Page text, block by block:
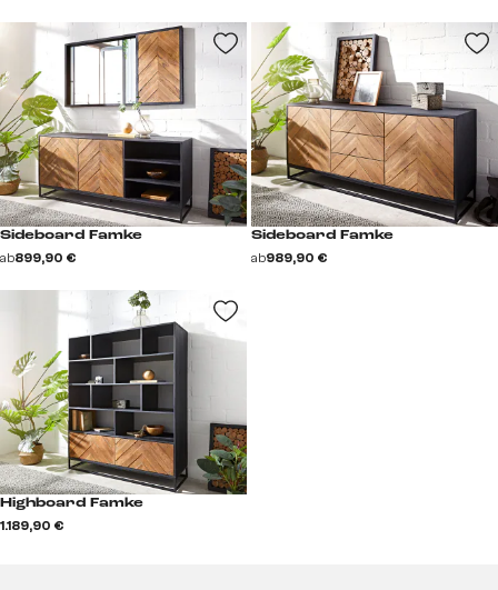
Sideboard Famke
ab899,90 €
Sideboard Famke
ab989,90 €
Highboard Famke
1.189,90 €